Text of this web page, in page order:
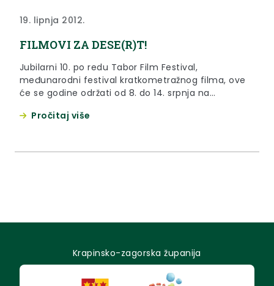
19. lipnja 2012.
FILMOVI ZA DESE(R)T!
Jubilarni 10. po redu Tabor Film Festival,
međunarodni festival kratkometražnog filma, ove
će se godine održati od 8. do 14. srpnja na
dok će se rođendansko otvaranje festivala
Pročitaj više
Krapinsko-zagorska županija